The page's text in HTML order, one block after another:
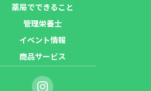
薬局でできること
管理栄養士
イベント情報
商品サービス